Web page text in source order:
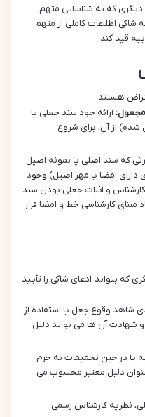
که به شناسایی متهم
اطلاعات کاملی از متهم
قید کند.
هستند:
ارائه خود سند جعلی یا
شده) از آن، برای شروع
که سند اصلی یا نمونه اصیل
دارای امضا یا مهر اصیل) وجود
کارشناس و اثبات جعلی بودن سند
مبنای کارشناسی خط و امضا قرار
که بتواند ادعای شاکی را تأیید
شاهد وقوع جعل یا استفاده از
آن ها می تواند دلیل
یا در حین تحقیقات به جرم
عنوان دلیل معتبر محسوب می
نظریه کارشناس رسمی